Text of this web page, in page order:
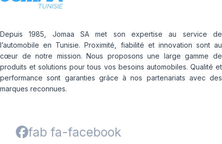
Depuis 1985, Jomaa SA met son expertise au service de
l’automobile en Tunisie. Proximité, fiabilité et innovation sont au
cœur de notre mission. Nous proposons une large gamme de
produits et solutions pour tous vos besoins automobiles. Qualité et
performance sont garanties grâce à nos partenariats avec des
marques reconnues.
fab fa-facebook